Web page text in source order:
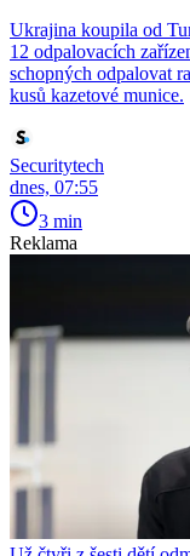
Ukrajina koupila od
12 odpalovacích
schopných odpalovat
kusů kazetové munice.
Securitytech
dnes, 07:55
3 min
Reklama